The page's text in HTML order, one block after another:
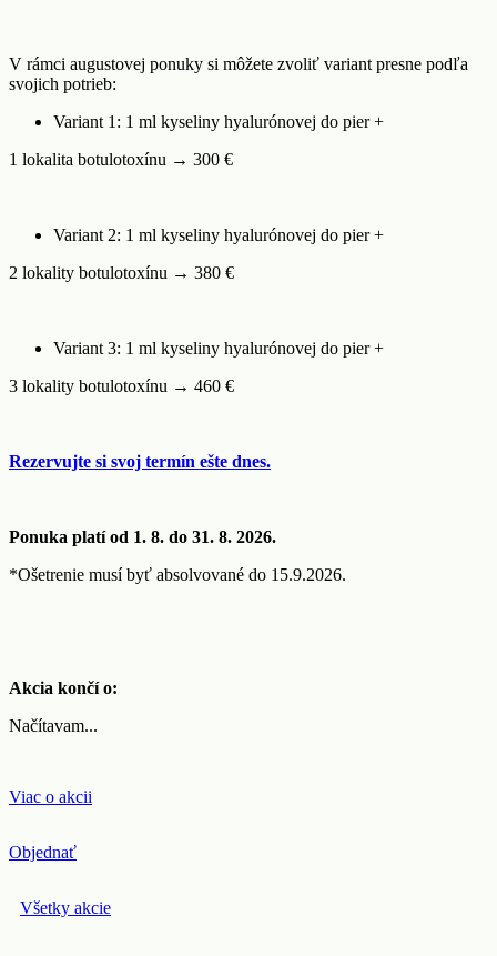
V rámci augustovej ponuky si môžete zvoliť variant presne podľa
svojich potrieb:
Variant 1: 1 ml kyseliny hyalurónovej do pier +
1 lokalita botulotoxínu → 300 €
Variant 2: 1 ml kyseliny hyalurónovej do pier +
2 lokality botulotoxínu → 380 €
Variant 3: 1 ml kyseliny hyalurónovej do pier +
3 lokality botulotoxínu → 460 €
Rezervujte si svoj termín ešte dnes.
Ponuka platí od 1. 8. do 31. 8. 2026.
*Ošetrenie musí byť absolvované do 15.9.2026.
Akcia končí o:
Načítavam...
Viac o akcii
Objednať
Všetky akcie